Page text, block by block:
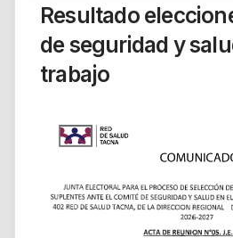
Resultado
de seguridad y
trabajo